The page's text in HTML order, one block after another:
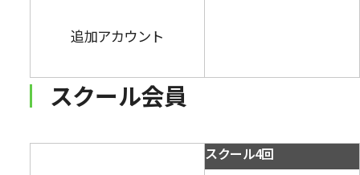
追加アカウント
スクール会員
スクール4回